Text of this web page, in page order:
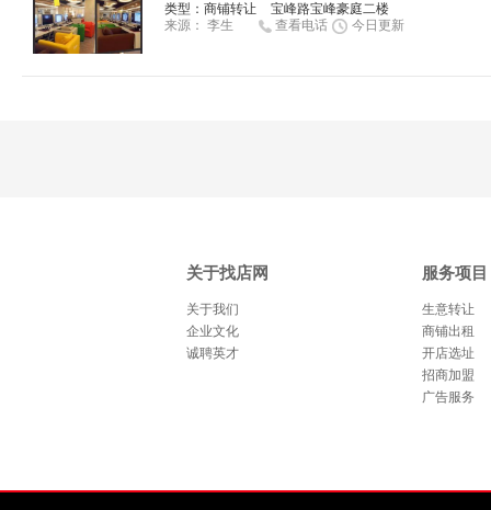
类型： 商铺转让
宝峰路宝峰豪庭二楼
来源： 李生 查看电话 今日更新
关于找店网
关于我们
企业文化
诚聘英才
服务项目
生意转让
商铺出租
开店选址
招商加盟
广告服务